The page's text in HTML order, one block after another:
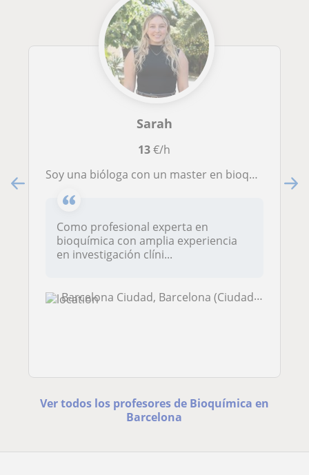
Sarah
13€/h
Soy una bióloga con un master en bioquímica que imparte clases en Barcelona y online, ayudando a estudiantes preuniversitarios y u
Como profesional experta en
bioquímica con amplia experiencia
en investigación clíni...
Barcelona Ciudad, Barcelona (Ciudad), Hospitalet de Llobregat
Ver todos los profesores de Bioquímica en
Barcelona